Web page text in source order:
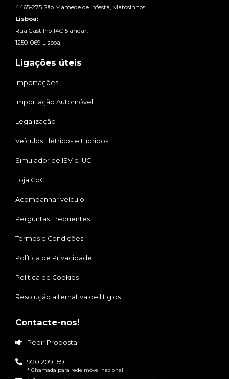
4465-275 São Mamede de Infesta, Matosinhos.
Lisboa:
Rua Castilho 14C 5 andar.
1250-069 Lisboa.
Ligações úteis
Importações
Importação Automóvel
Legalização
Veículos Elétricos e Híbridos
Simulador de ISV e IUC
Loja CoC
Acompanhar veículo
Perguntas Frequentes
Termos e Condições
Política de Privacidade
Política de Cookies
Resolução alternativa de litígios
Contacte-nos!
Pedir Proposta
920 209 159
* Chamada para rede móvel nacional